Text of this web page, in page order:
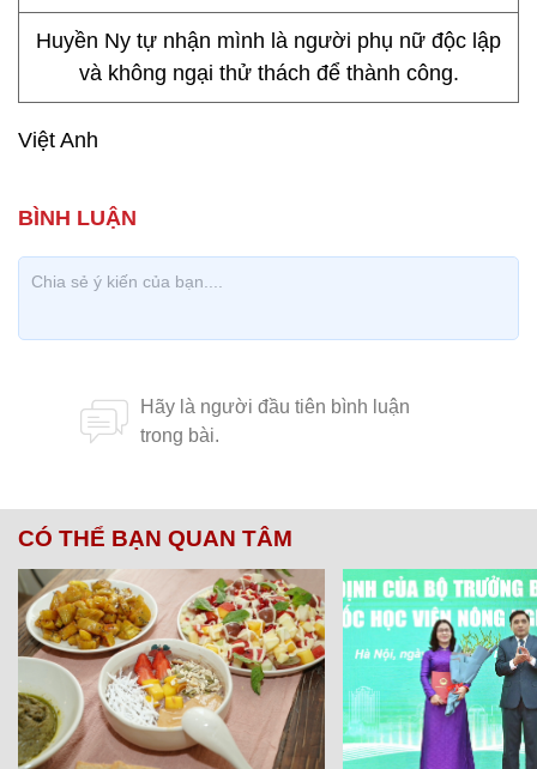
Huyền Ny tự nhận mình là người phụ nữ độc lập
và không ngại thử thách để thành công.
Việt Anh
CÓ THỂ BẠN QUAN TÂM